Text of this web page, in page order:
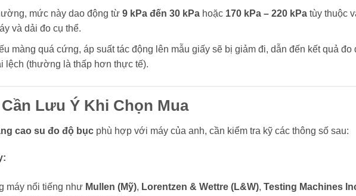
mức này dao động từ 9 kPa đến 30 kPahoặc 170 kPa – 220 kPatùy thuộc
và dải đo cụ thể.
màng quá cứng, áp suất tác động lên mẫu giấy sẽ bị giảm đi, dẫn đến kết quả đo
lệch (thường là thấp hơn thực tế).
Lưu Ý Khi Chọn Mua
cao su đo độ bục phù hợp với máy của anh, cần kiểm tra kỹ các thông số sau:
máy nổi tiếng như Mullen (Mỹ), Lorentzen & Wettre (L&W), Testing Machines